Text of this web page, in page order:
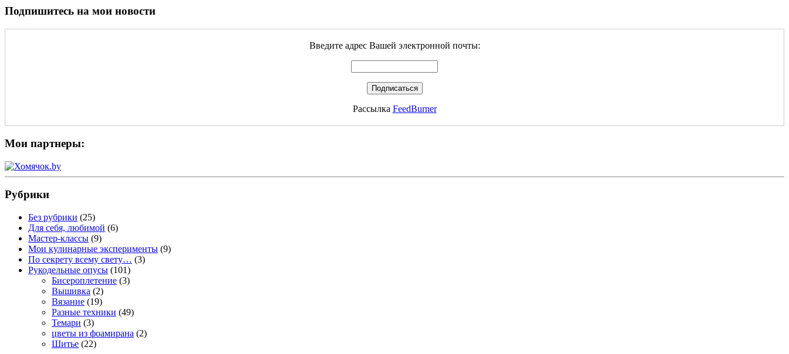
Подпишитесь на мои новости
Введите адрес Вашей электронной почты:
Рассылка FeedBurner
Мои партнеры:
Рубрики
Без рубрики (25)
Для себя, любимой (6)
Мастер-классы (9)
Мои кулинарные эксперименты (9)
По секрету всему свету… (3)
Рукодельные опусы (101)
Бисероплетение (3)
Вышивка (2)
Вязание (19)
Разные техники (49)
Темари (3)
цветы из фоамирана (2)
Шитье (22)